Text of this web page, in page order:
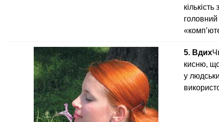
кількість
головний
5. Вдих
кисню,
у